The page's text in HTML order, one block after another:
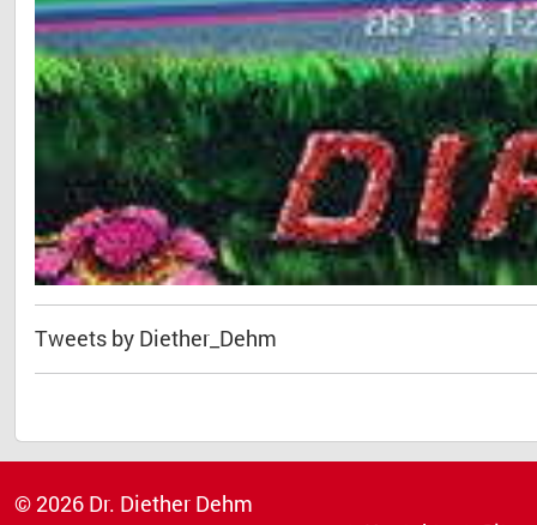
Tweets by Diether_Dehm
© 2026 Dr. Diether Dehm